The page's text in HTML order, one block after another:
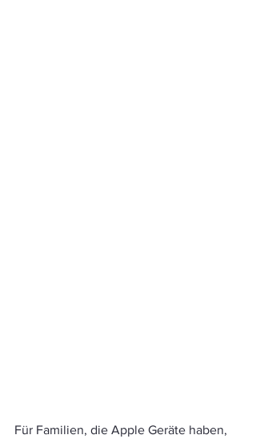
Für Familien, die Apple Geräte haben,